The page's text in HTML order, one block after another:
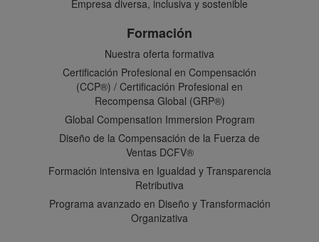
Empresa diversa, inclusiva y sostenible
Formación
Nuestra oferta formativa
Certificación Profesional en Compensación
(CCP®) / Certificación Profesional en
Recompensa Global (GRP®)
Global Compensation Immersion Program
Diseño de la Compensación de la Fuerza de
Ventas DCFV®
Formación intensiva en Igualdad y Transparencia
Retributiva
Programa avanzado en Diseño y Transformación
Organizativa